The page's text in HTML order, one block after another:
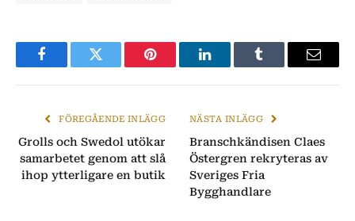
FacebookTwitter Pinterest LinkedInTumblr
E-
FÖREGÅENDE INLÄGG
Grolls och Swedol utökar
samarbetet genom att slå
ihop ytterligare en butik
NÄSTA INLÄGG
Branschkändisen Claes
Östergren rekryteras av
Sveriges Fria
Bygghandlare